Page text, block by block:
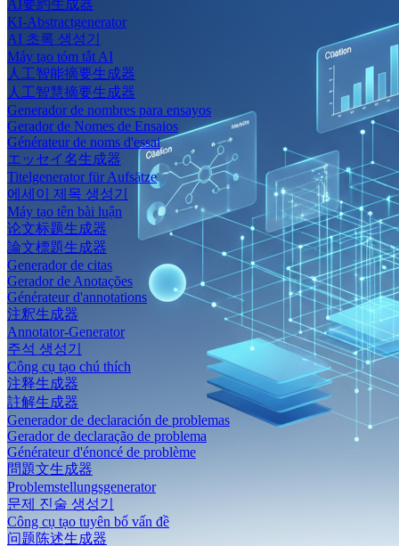
AI要約生成器
KI-Abstractgenerator
AI 초록 생성기
Máy tạo tóm tắt AI
人工智能摘要生成器
人工智慧摘要生成器
Generador de nombres para ensayos
Gerador de Nomes de Ensaios
Générateur de noms d'essai
エッセイ名生成器
Titelgenerator für Aufsätze
에세이 제목 생성기
Máy tạo tên bài luận
论文标题生成器
論文標題生成器
Generador de citas
Gerador de Anotações
Générateur d'annotations
注釈生成器
Annotator-Generator
주석 생성기
Công cụ tạo chú thích
注释生成器
註解生成器
Generador de declaración de problemas
Gerador de declaração de problema
Générateur d'énoncé de problème
問題文生成器
Problemstellungsgenerator
문제 진술 생성기
Công cụ tạo tuyên bố vấn đề
问题陈述生成器